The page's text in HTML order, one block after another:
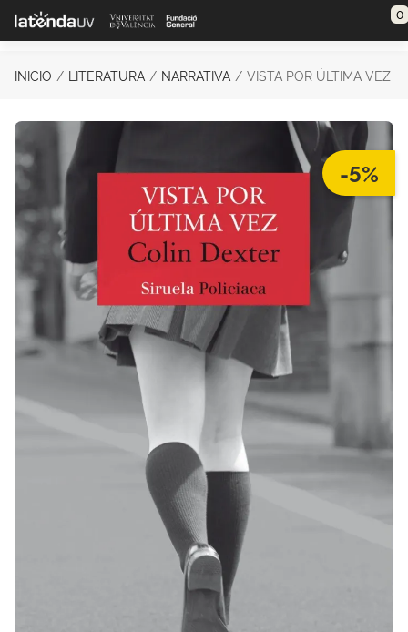
Saltar al contenido principal 0
INICIO LITERATURA NARRATIVA VISTA POR ÚLTIMA VEZ
-5%